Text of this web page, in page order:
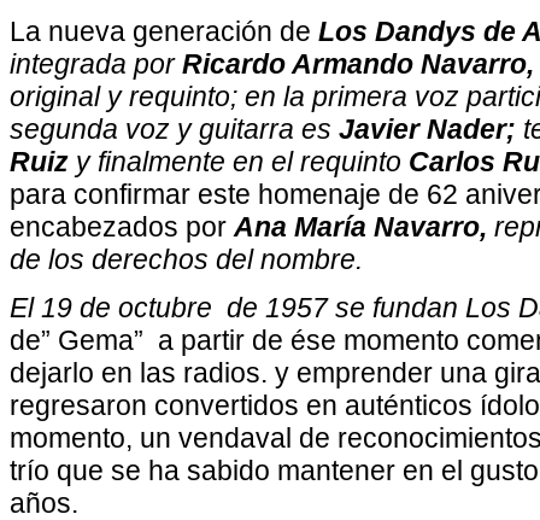
La nueva generación de Los Dandys de
integrada porRicardo Armando Navarro,
original y requinto; en la primera voz
segunda voz y guitarra es Javier Nader;
Ruiz y finalmente en el requinto Carlos
para confirmar este homenaje de 62
encabezados por Ana María Navarro,
de los derechos del nombre.
El 19 de octubre de 1957 se fundan Los
de” Gema” a partir de ése momento
dejarlo en las radios. y emprender una
regresaron convertidos en auténticos
momento, un vendaval de
trío que se ha sabido mantener en el
años.